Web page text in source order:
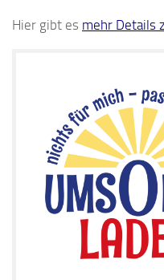
Hier gibt es mehr Details